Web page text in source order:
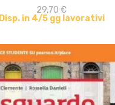
29,70 €
Disp. in 4/5 gg lavorativi